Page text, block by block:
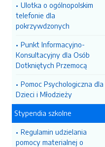
Ulotka o ogólnopolskim
telefonie dla
pokrzywdzonych
Punkt Informacyjno-
Konsultacyjny dla Osób
Dotkniętych Przemocą
Pomoc Psychologiczna dla
Dzieci i Młodzieży
Stypendia szkolne
Regulamin udzielania
pomocy materialnej o